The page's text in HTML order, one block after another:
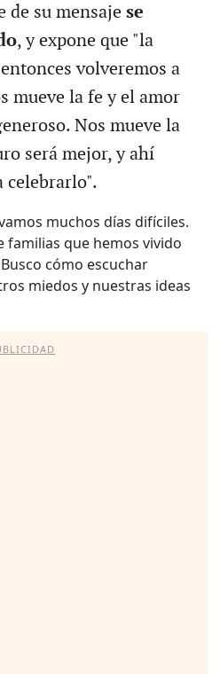
de su mensaje se
, y expone que "la
volveremos a
mueve la fe y el amor
Nos mueve la
será mejor, y ahí
celebrarlo".
muchos días difíciles.
familias que hemos vivido
cómo escuchar
miedos y nuestras ideas